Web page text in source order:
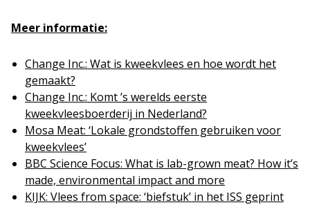
Meer informatie:
Change Inc.: Wat is kweekvlees en hoe wordt het
gemaakt?
Change Inc.: Komt ’s werelds eerste
kweekvleesboerderij in Nederland?
Mosa Meat: ‘Lokale grondstoffen gebruiken voor
kweekvlees’
BBC Science Focus: What is lab-grown meat? How it’s
made, environmental impact and more
KIJK: Vlees from space: ‘biefstuk’ in het ISS geprint